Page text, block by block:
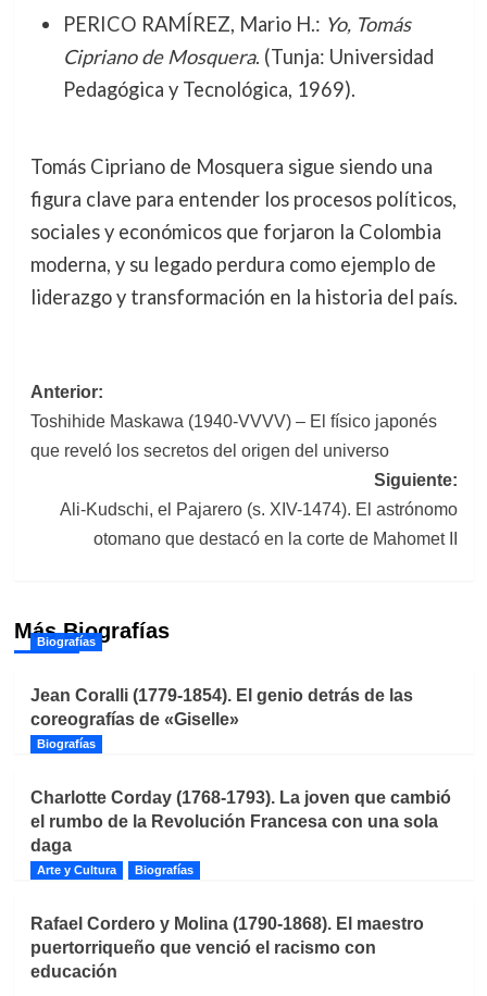
PERICO RAMÍREZ, Mario H.: Yo, Tomás
Cipriano de Mosquera. (Tunja: Universidad
Pedagógica y Tecnológica, 1969).
Tomás Cipriano de Mosquera sigue siendo una
figura clave para entender los procesos políticos,
sociales y económicos que forjaron la Colombia
moderna, y su legado perdura como ejemplo de
liderazgo y transformación en la historia del país.
Navegación
de
entradas
Anterior:
Toshihide Maskawa (1940-VVVV) – El físico japonés
que reveló los secretos del origen del universo
Siguiente:
Ali-Kudschi, el Pajarero (s. XIV-1474). El astrónomo
otomano que destacó en la corte de Mahomet II
Más Biografías
Biografías
Jean Coralli (1779-1854). El genio detrás de las
coreografías de «Giselle»
Biografías
Charlotte Corday (1768-1793). La joven que cambió
el rumbo de la Revolución Francesa con una sola
daga
Arte y Cultura Biografías
Rafael Cordero y Molina (1790-1868). El maestro
puertorriqueño que venció el racismo con
educación